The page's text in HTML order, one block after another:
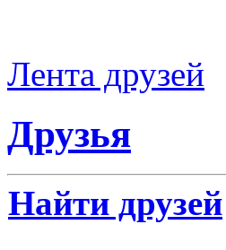
Лента друзей
Друзья
Найти друзей